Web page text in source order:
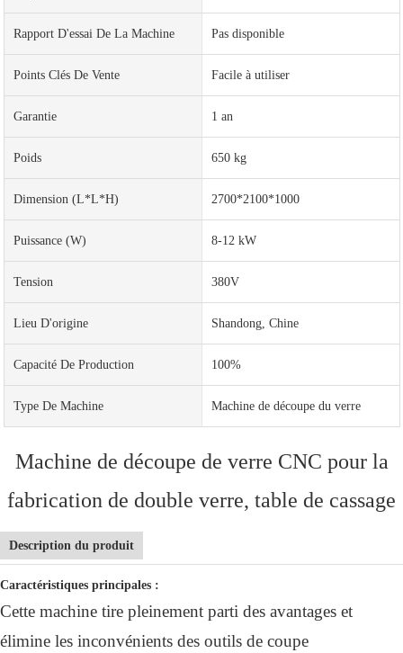
Rapport D'essai De La Machine Pas disponible
Points Clés De Vente Facile à utiliser
Garantie 1 an
Poids 650 kg
Dimension (L*l*H) 2700*2100*1000
Puissance (W) 8-12 kW
Tension 380V
Lieu D'origine Shandong, Chine
Capacité De Production 100%
Type De Machine Machine de découpe du verre
Machine de découpe de verre CNC pour la
fabrication de double verre, table de cassage
Description du produit
Caractéristiques principales :
Cette machine tire pleinement parti des avantages et
élimine les inconvénients des outils de coupe